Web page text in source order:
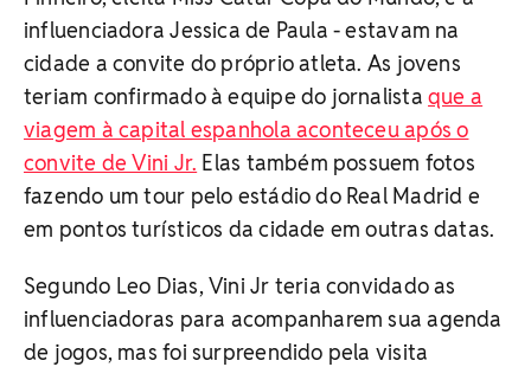
influenciadora Jessica de Paula - estavam na
cidade a convite do próprio atleta. As jovens
teriam confirmado à equipe do jornalistaque a
viagem à capital espanhola aconteceu após o
convite de Vini Jr. Elas também possuem fotos
fazendo um tour pelo estádio do Real Madrid e
em pontos turísticos da cidade em outras datas.
Segundo Leo Dias, Vini Jr teria convidado as
influenciadoras para acompanharem sua agenda
de jogos, mas foi surpreendido pela visita